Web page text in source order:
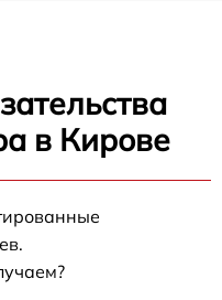
в Кирове